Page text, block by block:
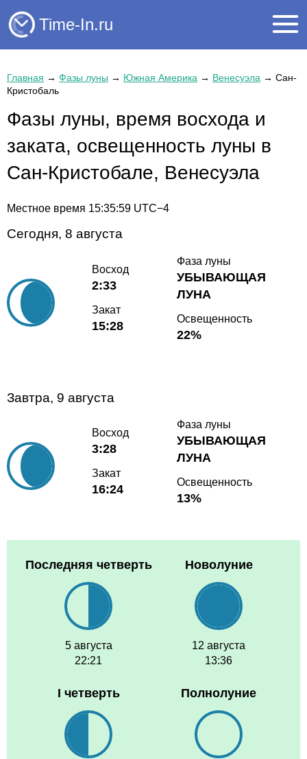
Time-In.ru
Главная → Фазы луны → Южная Америка → Венесуэла → Сан-
Кристобаль
Фазы луны, время восхода и
заката, освещенность луны в
Сан-Кристобале, Венесуэла
Местное время 15:35:59 UTC−4
Сегодня, 8 августа
Восход
2:33
Закат
15:28
Фаза луны
УБЫВАЮЩАЯ
ЛУНА
Освещенность
22%
Завтра, 9 августа
Восход
3:28
Закат
16:24
Фаза луны
УБЫВАЮЩАЯ
ЛУНА
Освещенность
13%
Последняя четверть
5 августа
22:21
Новолуние
12 августа
13:36
I четверть Полнолуние